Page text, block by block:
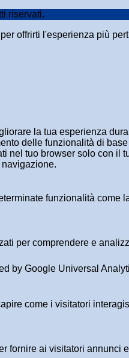
riservati.
offrirti l'esperienza più
la tua esperienza
delle funzionalità di
nel tuo browser solo con
funzionalità
per comprendere e
by Google Universal
come i visitatori
fornire ai visitatori